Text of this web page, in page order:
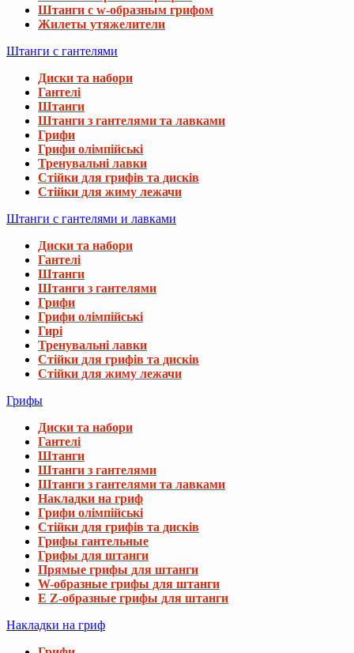
Штанги с w-образным грифом
Жилеты утяжелители
Штанги с гантелями
Диски та набори
Гантелі
Штанги
Штанги з гантелями та лавками
Грифи
Грифи олімпійські
Тренувальні лавки
Стійки для грифів та дисків
Стійки для жиму лежачи
Штанги с гантелями и лавками
Диски та набори
Гантелі
Штанги
Штанги з гантелями
Грифи
Грифи олімпійські
Гирі
Тренувальні лавки
Стійки для грифів та дисків
Стійки для жиму лежачи
Грифы
Диски та набори
Гантелі
Штанги
Штанги з гантелями
Штанги з гантелями та лавками
Накладки на гриф
Грифи олімпійські
Стійки для грифів та дисків
Грифы гантельные
Грифы для штанги
Прямые грифы для штанги
W-образные грифы для штанги
E Z-образные грифы для штанги
Накладки на гриф